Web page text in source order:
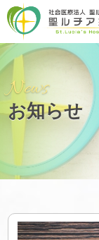
News
お知らせ